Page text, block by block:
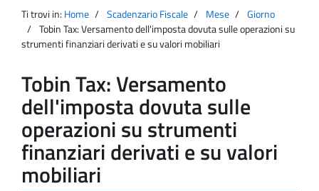
Agenzia
Entrate
principale
Ti trovi in: Home Scadenzario Fiscale Mese
Giorno
Tobin Tax: Versamento dell'imposta dovuta sulle operazioni su
strumenti finanziari derivati e su valori mobiliari
Tobin Tax: Versamento
dell'imposta dovuta sulle
operazioni su strumenti
finanziari derivati e su valori
mobiliari